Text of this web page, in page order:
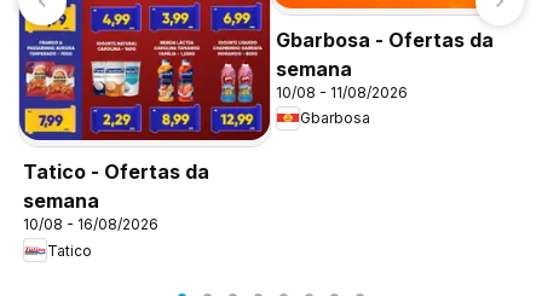
Tatico - Ofertas da
semana
10/08 - 16/08/2026
Tatico
Gbarbosa - Ofertas da
semana
10/08 - 11/08/2026
Gbarbosa